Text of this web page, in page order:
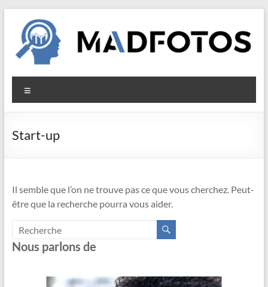
contenu
Madfotos
Start-up
Il semble que l’on ne trouve pas ce que vous cherchez. Peut-
être que la recherche pourra vous aider.
Nous parlons de